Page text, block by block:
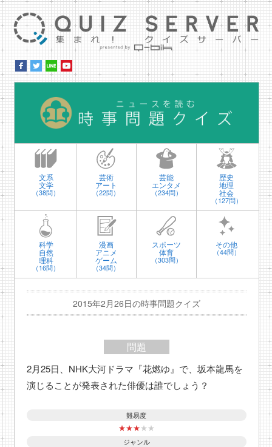
文系
文学
（38問）
芸術
アート
（22問）
芸能
エンタメ
（234問）
歴史
地理
社会
（127問）
科学
自然
理科
（16問）
漫画
アニメ
ゲーム
（34問）
スポーツ
体育
（303問）
その他
（44問）
2015年2月26日の時事問題クイズ
問題
2月25日、NHK大河ドラマ『花燃ゆ』で、坂本龍馬を
演じることが発表された俳優は誰でしょう？
難易度
★★★★ ★
ジャンル